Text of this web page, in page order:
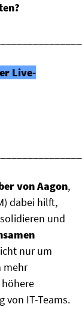
Live-
von Aagon,
dabei hilft,
und
nur um
mehr
von IT-Teams.